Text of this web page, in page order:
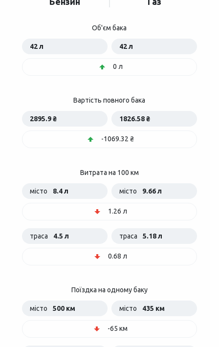
Об'єм бака
42 л 42 л
0 л
Вартість повного бака
2895.9 ₴ 1826.58 ₴
-1069.32 ₴
Витрата на 100 км
місто 8.4 л місто 9.66 л
1.26 л
траса 4.5 л траса 5.18 л
0.68 л
Поїздка на одному баку
місто 500 км місто 435 км
-65 км